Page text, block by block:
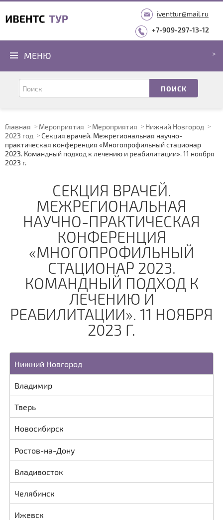
iventtur@mail.ru
+7-909-297-13-12
МЕНЮ
Главная Мероприятия Мероприятия
Нижний Новгород
2023 год
Секция врачей. Межрегиональная научно-
практическая конференция «Многопрофильный стационар
2023. Командный подход к лечению и реабилитации». 11 ноября
2023 г.
СЕКЦИЯ ВРАЧЕЙ.
МЕЖРЕГИОНАЛЬНАЯ
НАУЧНО-ПРАКТИЧЕСКАЯ
КОНФЕРЕНЦИЯ
«МНОГОПРОФИЛЬНЫЙ
СТАЦИОНАР 2023.
КОМАНДНЫЙ ПОДХОД К
ЛЕЧЕНИЮ И
РЕАБИЛИТАЦИИ». 11 НОЯБРЯ
2023 Г.
Нижний Новгород
Владимир
Тверь
Новосибирск
Ростов-на-Дону
Владивосток
Челябинск
Ижевск